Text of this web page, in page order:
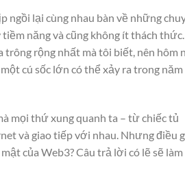
ngồi lại cùng nhau bàn về những
tiềm năng và cũng không ít thách thức.
rộng nhất mà tôi biết, nên hôm
cú sốc lớn có thể xảy ra trong năm
mọi thứ xung quanh ta – từ chiếc tủ
và giao tiếp với nhau. Nhưng điều
của Web3? Câu trả lời có lẽ sẽ làm